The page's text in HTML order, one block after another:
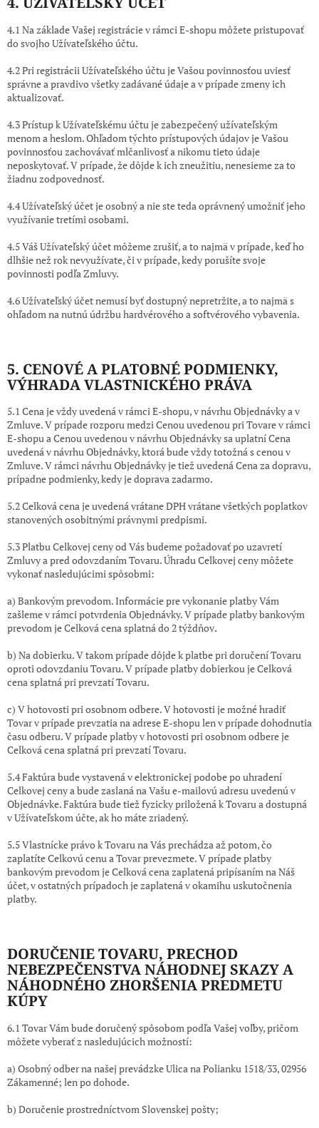
4.1 Na základe Vašej registrácie v rámci E-shopu môžete pristupovať
do svojho Užívateľského účtu.
4.2 Pri registrácii Užívateľského účtu je Vašou povinnosťou uviesť
správne a pravdivo všetky zadávané údaje a v prípade zmeny ich
aktualizovať.
4.3 Prístup k Užívateľskému účtu je zabezpečený užívateľským
menom a heslom. Ohľadom týchto prístupových údajov je Vašou
povinnosťou zachovávať mlčanlivosť a nikomu tieto údaje
neposkytovať. V prípade, že dôjde k ich zneužitiu, nenesieme za to
žiadnu zodpovednosť.
4.4 Užívateľský účet je osobný a nie ste teda oprávnený umožniť jeho
využívanie tretími osobami.
4.5 Váš Užívateľský účet môžeme zrušiť, a to najmä v prípade, keď ho
dlhšie než roknevyužívate, či v prípade, kedy porušíte svoje
povinnosti podľa Zmluvy.
4.6 Užívateľský účet nemusí byť dostupný nepretržite, a to najmä s
ohľadom na nutnú údržbu hardvérového a softvérového vybavenia.
5. CENOVÉ A PLATOBNÉ PODMIENKY,
VÝHRADA VLASTNICKÉHO PRÁVA
5.1 Cena je vždy uvedená v rámci E-shopu, v návrhu Objednávky a v
Zmluve. V prípade rozporu medzi Cenou uvedenou pri Tovare v rámci
E-shopu a Cenou uvedenou v návrhu Objednávky sa uplatní Cena
uvedená v návrhu Objednávky, ktorá bude vždy totožná s cenou v
Zmluve. V rámci návrhu Objednávky je tiež uvedená Cena za dopravu,
prípadne podmienky, kedy je doprava zadarmo.
5.2 Celková cena je uvedená vrátane DPH vrátane všetkých poplatkov
stanovených osobitnými právnymi predpismi.
5.3 Platbu Celkovej ceny od Vás budeme požadovať po uzavretí
Zmluvy a pred odovzdaním Tovaru. Úhradu Celkovej ceny môžete
vykonať nasledujúcimi spôsobmi:
a) Bankovým prevodom. Informácie pre vykonanie platby Vám
zašleme v rámci potvrdenia Objednávky. V prípade platby bankovým
prevodom je Celková cena splatná do 2 týždňov.
b) Na dobierku. V takom prípade dôjde k platbe pri doručení Tovaru
oproti odovzdaniu Tovaru. V prípade platby dobierkou je Celková
cena splatná pri prevzatí Tovaru.
c) V hotovosti pri osobnom odbere. V hotovosti je možné hradiť
Tovar v prípade prevzatia na adrese E-shopu len v prípade dohodnutia
času odberu. V prípade platby v hotovosti pri osobnom odbere je
Celková cena splatná pri prevzatí Tovaru.
5.4 Faktúra bude vystavená v elektronickej podobe po uhradení
Celkovej ceny a bude zaslaná na Vašu e-mailovú adresu uvedenú v
Objednávke. Faktúra bude tiež fyzicky priložená k Tovaru a dostupná
v Užívateľskom účte, ak ho máte zriadený.
5.5 Vlastnícke právo k Tovaru na Vás prechádza až potom, čo
zaplatíte Celkovú cenu a Tovar prevezmete. V prípade platby
bankovým prevodom je Celková cena zaplatená pripísaním na Náš
účet, v ostatných prípadoch je zaplatená v okamihu uskutočnenia
platby.
DORUČENIE TOVARU, PRECHOD
NEBEZPEČENSTVA NÁHODNEJ SKAZY A
NÁHODNÉHO ZHORŠENIA PREDMETU
KÚPY
6.1 Tovar Vám bude doručený spôsobom podľa Vašej voľby, pričom
môžete vyberať z nasledujúcich možností:
a) Osobný odber na našej prevádzkeUlica na Polianku 1518/33,02956
Zákamenné; len po dohode.
b) Doručenie prostredníctvom Slovenskej pošty;